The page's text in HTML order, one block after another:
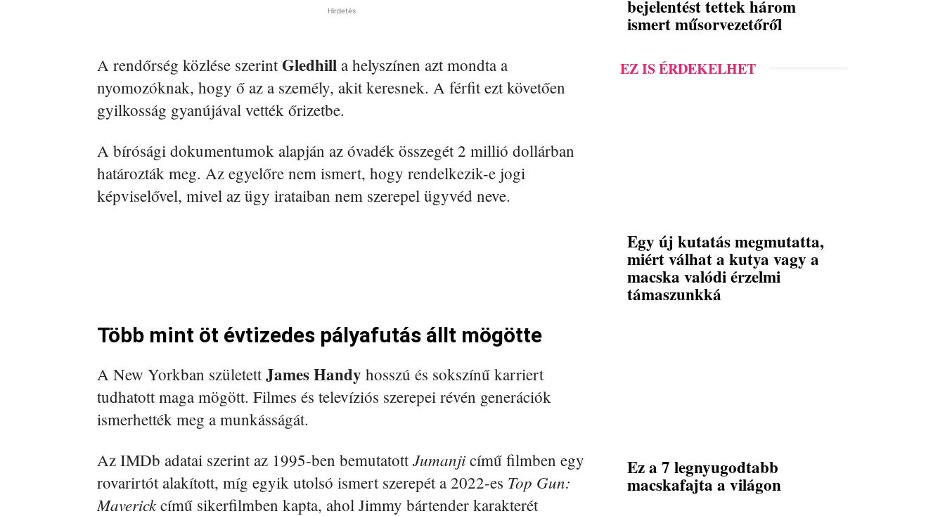
Hirdetés
A rendőrség közlése szerintGledhill a helyszínen azt mondta a
nyomozóknak, hogy ő az a személy, akit keresnek. A férfit ezt követően
gyilkosság gyanújával vették őrizetbe.
A bírósági dokumentumok alapján az óvadék összegét 2 millió dollárban
határozták meg. Az egyelőre nem ismert, hogy rendelkezik-e jogi
képviselővel, mivel az ügy irataiban nem szerepel ügyvéd neve.
Több mint öt évtizedes pályafutás állt mögötte
A New Yorkban születettJames Handy hosszú és sokszínű karriert
tudhatott maga mögött. Filmes és televíziós szerepei révén generációk
ismerhették meg a munkásságát.
Az IMDb adatai szerint az 1995-ben bemutatottJumanjicímű filmben egy
rovarirtót alakított, míg egyik utolsó ismert szerepét a 2022-es Top Gun:
Maverickcímű sikerfilmben kapta, ahol Jimmy bártender karakterét
bejelentést tettek három
ismert műsorvezetőről
EZ IS ÉRDEKELHET
Egy új kutatás megmutatta,
miért válhat a kutya vagy a
macska valódi érzelmi
támaszunkká
Ez a 7 legnyugodtabb
macskafajta a világon